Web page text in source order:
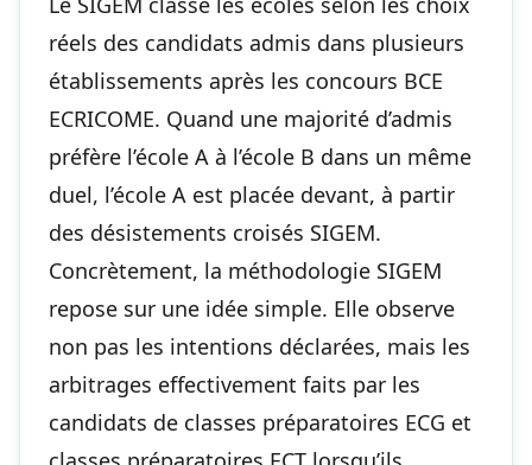
réels des candidats admis dans plusieurs
établissements après les concours BCE
ECRICOME. Quand une majorité d’admis
préfère l’école A à l’école B dans un même
duel, l’école A est placée devant, à partir
des désistements croisés SIGEM.
Concrètement, la méthodologie SIGEM
repose sur une idée simple. Elle observe
non pas les intentions déclarées, mais les
arbitrages effectivement faits par les
candidats de classes préparatoires ECG et